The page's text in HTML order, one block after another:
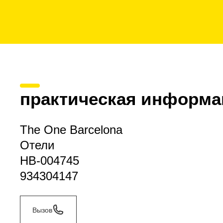
практическая
The One Barcelona
Отели
HB-004745
934304147
Вызов